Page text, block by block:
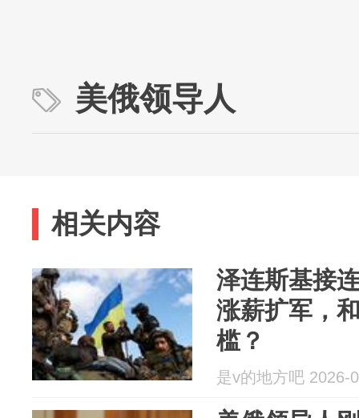
美俄领导人
相关内容
泽连斯基接
涨薪扩军，
槛？
是v的地方吧 2026-